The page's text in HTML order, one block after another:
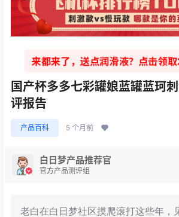
来都来了，送点润滑液？点击领
国产杯多多七彩罐娘蓝罐蓝珂
评报告
产品百科 5 个月前
白日梦产品推荐官
官方产品测评组
老白在白日梦社区摸爬滚打这些年，